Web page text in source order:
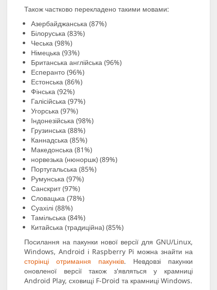
Також частково перекладено такими мовами:
Азербайджанська (87%)
Білоруська (83%)
Чеська (98%)
Німецька (93%)
Британська англійська (96%)
Есперанто (96%)
Естонська (86%)
Фінська (92%)
Галісійська (97%)
Угорська (97%)
Індонезійська (98%)
Грузинська (88%)
Каннадська (85%)
Македонська (81%)
норвезька (нюноршк) (89%)
Португальська (85%)
Румунська (97%)
Санскрит (97%)
Словацька (78%)
Суахілі (88%)
Тамільська (84%)
Китайська (традиційна) (85%)
Посилання на пакунки нової версії для GNU/Linux,
Windows, Android і Raspberry Pi можна знайти на
сторінці отримання пакунків. Невдовзі пакунки
оновленої версії також з'являться у крамниці
Android Play, сховищі F-Droid та крамниці Windows.